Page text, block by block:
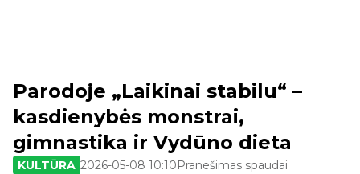
Parodoje „Laikinai stabilu“ –
kasdienybės monstrai,
gimnastika ir Vydūno dieta
KULTŪRA 2026-05-08 10:10Pranešimas spaudai